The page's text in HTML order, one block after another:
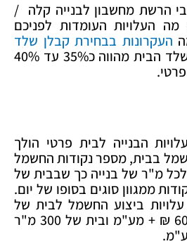
הרשת מחשבון לבנייה קלה /
העלויות העומדות לפניכם
העקרונות בבחירת קבלן שלד
. חשוב להבין שלד הבית מהווה כ35% עד 40%
הבנייה לבית פרטי הולך
בבית, מספר נקודות החשמל
מ"ר של בנייה כך שבבית של
יהיו כ-200 נקודות ממגוון סוגים בסופו של יום.
ביצוע החשמל לבית של
200 מ"ר יעלו כ-60,000 ₪ + מע"מ ובית של 300 מ"ר